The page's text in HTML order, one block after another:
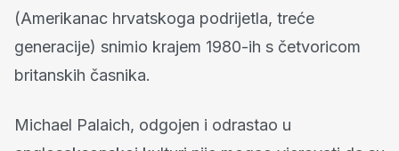
(Amerikanac hrvatskoga podrijetla, treće
generacije) snimio krajem 1980-ih s četvoricom
britanskih časnika.
Michael Palaich, odgojen i odrastao u